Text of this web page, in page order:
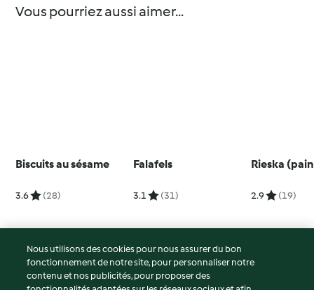
Vous pourriez aussi aimer...
Biscuits au sésame
3.6 (28)
Falafels
3.1 (31)
Rieska
2.9 (19)
© Copyright 2026
Nous utilisons des cookies pour nous assurer du bon
fonctionnement de notre site, pour personnaliser notre
contenu et nos publicités, pour proposer des